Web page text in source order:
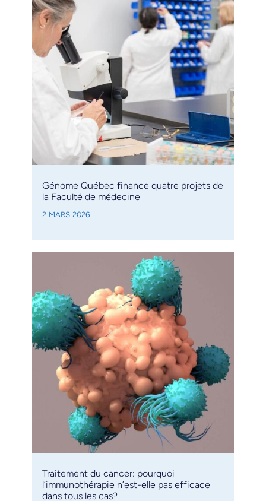
Génome Québec finance quatre projets de
la Faculté de médecine
2 MARS 2026
Traitement du cancer: pourquoi
l’immunothérapie n’est-elle pas efficace
dans tous les cas?